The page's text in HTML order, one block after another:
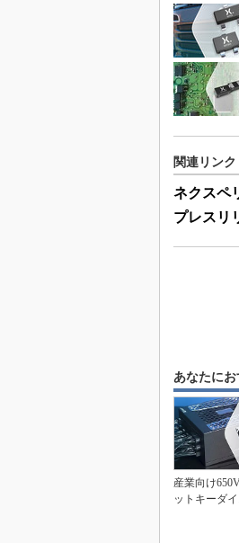
関連リンク
ネクスペ
プレスリ
あなたに
産業向け
ットキーダ